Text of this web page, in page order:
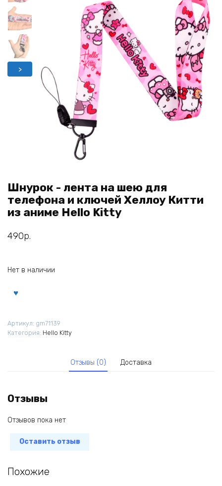
>
Шнурок - лента на шею для
телефона и ключей Хеллоу Китти
из аниме Hello Kitty
490р.
Нет в наличии
Артикул: gm71139
Категория: Hello Kitty
Отзывы (0) Доставка
Отзывы
Отзывов пока нет
Оставить отзыв
Похожие